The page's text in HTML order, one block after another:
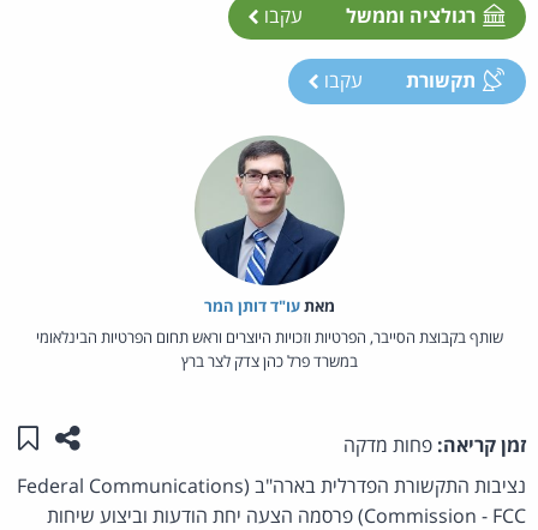
רגולציה וממשל עקבו
תקשורת עקבו
מאת‏עו"ד דותן המר
שותף בקבוצת הסייבר, הפרטיות וזכויות היוצרים וראש תחום הפרטיות הבינלאומי
במשרד פרל כהן צדק לצר ברץ
זמן קריאה: פחות מדקה שתפו
נציבות התקשורת הפדרלית בארה"ב (Federal Communications
Commission - FCC) פרסמה הצעה יחת הודעות וביצוע שיחות